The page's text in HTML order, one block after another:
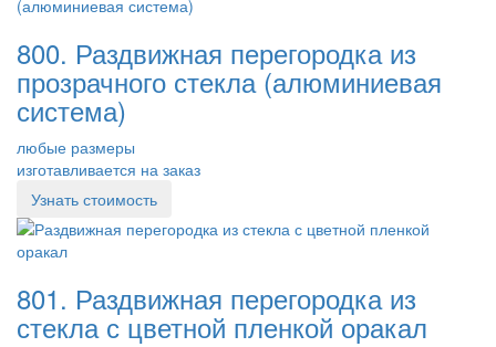
800. Раздвижная перегородка из
прозрачного стекла (алюминиевая
система)
любые размеры
изготавливается на заказ
Узнать стоимость
801. Раздвижная перегородка из
стекла с цветной пленкой оракал